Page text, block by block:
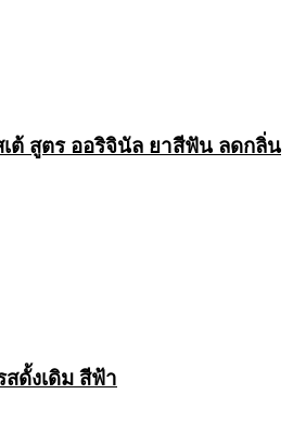
เต้ สูตร ออริจินัล ยาสีฟัน ลดกลิ่น
สดั้งเดิม สีฟ้า